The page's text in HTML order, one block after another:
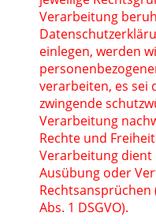
Verarbeitung
einlegen, werden
verarbeiten, es sei
zwingende
Verarbeitung
Rechte und
Verarbeitung dient
Ausübung oder
Rechtsansprüchen
Abs. 1 DSGVO).